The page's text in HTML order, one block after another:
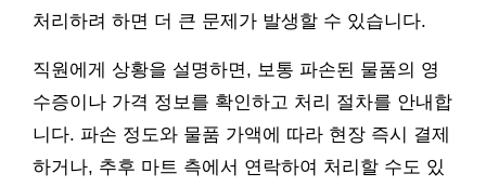
처리하려 하면 더 큰 문제가 발생할 수 있습니다.
직원에게 상황을 설명하면, 보통 파손된 물품의 영
수증이나 가격 정보를 확인하고 처리 절차를 안내합
니다. 파손 정도와 물품 가액에 따라 현장 즉시 결제
하거나, 추후 마트 측에서 연락하여 처리할 수도 있